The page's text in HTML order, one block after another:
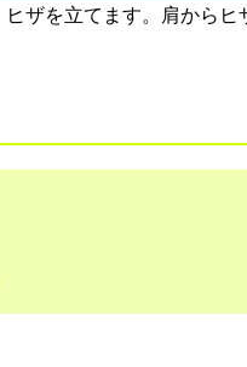
ザを立てます。肩からヒ